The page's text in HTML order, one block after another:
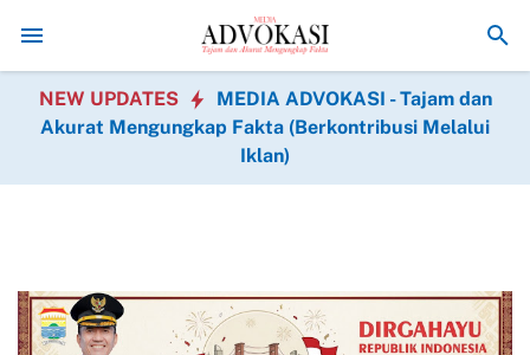
Cegah Karhutla, HSB Muba Ajak Masyarakat Bersama Jaga
NEW UPDATES
MEDIA ADVOKASI - Tajam dan
Akurat Mengungkap Fakta (Berkontribusi Melalui
Iklan)